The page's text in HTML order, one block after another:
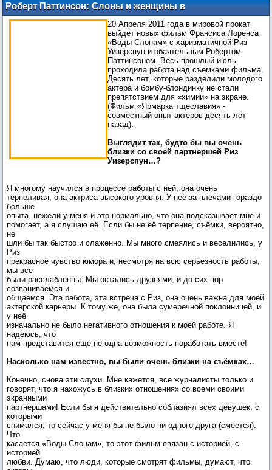
Роберт Паттинсон: Слоны и женщины в
его жизни
20 Апреля 2011 года в мировой прокат
выйдет новых фильм Франсиса Лоренса
«Воды Слонам» с харизматичной Риз
Уизерспун и обаятельным Робертом
Паттинсоном. Весь прошлый июль
проходила работа над съёмками фильма.
Десять лет, которые разделили молодого
актера и бомбу-блондинку не стали
препятствием для «химии» на экране.
(Фильм «Ярмарка тщеславия» -
совместный опыт актеров десять лет
назад).
Выглядит так, будто бы вы очень
близки со своей партнершей Риз
Уизерспун…?
Я многому научился в процессе работы с ней, она очень
терпеливая, она актриса высокого уровня. У неё за плечами гораздо
больше
опыта, нежели у меня и это нормально, что она подсказывает мне и
помогает, а я слушаю её. Если бы не её терпение, съёмки, вероятно,
не
шли бы так быстро и слаженно. Мы много смеялись и веселились, у
Риз
прекрасное чувство юмора и, несмотря на всю серьезность работы,
мы все
были расслабленны. Мы остались друзьями, и до сих пор
созваниваемся и
общаемся. Эта работа, эта встреча с Риз, она очень важна для моей
актерской карьеры. К тому же, она была сумеречной поклонницей, и
у неё
изначально не было негативного отношения к моей работе. Я
надеюсь, что
нам представится еще не одна возможность поработать вместе!
Насколько нам известно, вы были очень близки на съёмках…
Конечно, снова эти слухи. Мне кажется, все журналисты только и
говорят, что я нахожусь в близких отношениях со всеми своими
экранными
партнершами! Если бы я действительно соблазнял всех девушек, с
которыми
снимался, то сейчас у меня бы не было ни одного друга (смеется).
Что
касается «Воды Слонам», то этот фильм связан с историей, с
историей
любви. Думаю, что люди, которые смотрят фильмы, думают, что